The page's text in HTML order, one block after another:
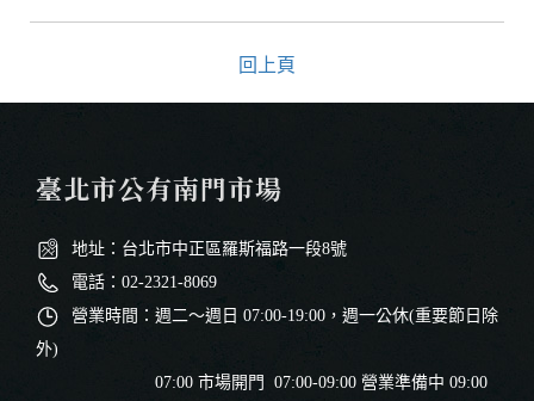
回上頁
臺北市公有南門市場
地址：台北市中正區羅斯福路一段8號
電話：02-2321-8069
營業時間：週二～週日 07:00-19:00，週一公休(重要節日除
外)
07:00 市場開門 07:00-09:00 營業準備中 09:00